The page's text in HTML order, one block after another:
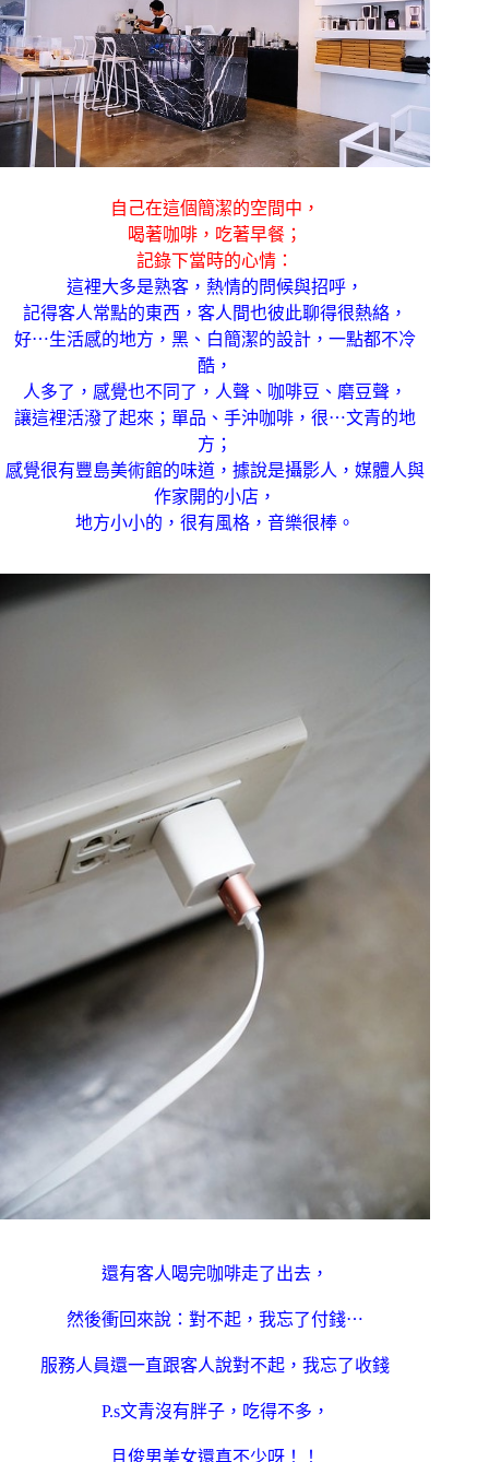
自己在這個簡潔的空間中，
喝著咖啡，吃著早餐；
記錄下當時的心情：
這裡大多是熟客，熱情的問候與招呼，
記得客人常點的東西，客人間也彼此聊得很熱絡，
好⋯生活感的地方，黑、白簡潔的設計，一點都不冷
酷，
人多了，感覺也不同了，人聲、咖啡豆、磨豆聲，
讓這裡活潑了起來；單品、手沖咖啡，很⋯文青的地
方；
感覺很有豐島美術館的味道，據說是攝影人，媒體人與
作家開的小店，
地方小小的，很有風格，音樂很棒。
還有客人喝完咖啡走了出去，
然後衝回來說：對不起，我忘了付錢⋯
服務人員還一直跟客人說對不起，我忘了收錢
P.s文青沒有胖子，吃得不多，
且俊男美女還真不少呀！！